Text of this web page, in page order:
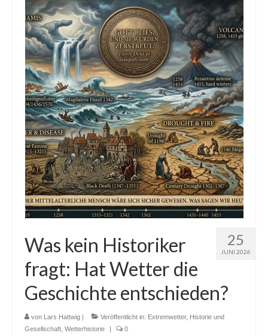
Die Kältepole der Nordhalbkugel: Kanadische
Arktis und Sibirien
Ellesmere Island – Die nördlichste Wildnis
Kanadas
Die Natur der Hudson-Bay und umliegender
Regionen
Die Laptewsee: Die Eisfabrik der Arktis
EisSued
Schneehöhen
Ostsee
Wetter Arktis Antarktis
Webcams
Winterdienst
25
JUNI 2026
Was kein Historiker
fragt: Hat Wetter die
Geschichte entschieden?
von Lars Hattwig | Veröffentlicht in: Extremwetter, Historie und
Gesellschaft Wetterhistorie | 0